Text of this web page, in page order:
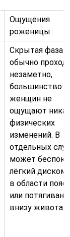
Ощущения
роженицы
Скрытая фаза
обычно
незаметно,
большинство
женщин не
ощущают
физических
изменений. В
отдельных
может
лёгкий
в области
или
внизу живота.